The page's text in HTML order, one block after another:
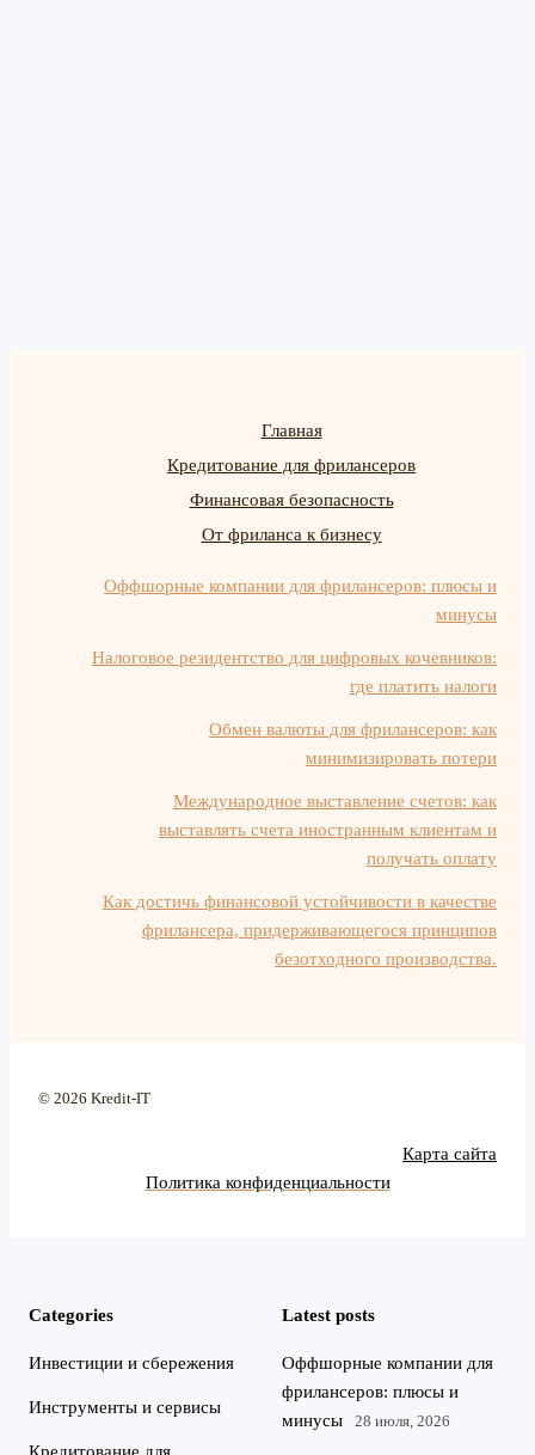
Главная
Кредитование для фрилансеров
Финансовая безопасность
От фриланса к бизнесу
Оффшорные компании для фрилансеров: плюсы и
минусы
Налоговое резидентство для цифровых кочевников:
где платить налоги
Обмен валюты для фрилансеров: как
минимизировать потери
Международное выставление счетов: как
выставлять счета иностранным клиентам и
получать оплату
Как достичь финансовой устойчивости в качестве
фрилансера, придерживающегося принципов
безотходного производства.
© 2026 Kredit-IT
Карта сайта
Политика конфиденциальности
Categories
Инвестиции и сбережения
Инструменты и сервисы
Latest posts
Оффшорные компании для
фрилансеров: плюсы и
минусы
28 июля, 2026